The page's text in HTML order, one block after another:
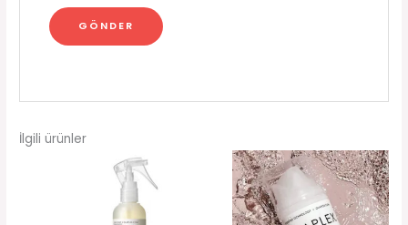
İlgili ürünler
Orijinal
fiyat:
₺2,074.00.
₺1,870.00.
Orijinal
fiyat:
₺2,074.00.
Şu
andaki
fiyat: